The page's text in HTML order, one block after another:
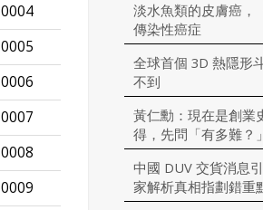
0004
0005
0006
0007
0008
0009
淡水魚類的皮膚癌，
傳染性癌症
全球首個 3D 熱隱形
不到
黃仁勳：現在是創業
得，先問「有多難？」
中國 DUV 交貨消息
家解析真相指劃錯重